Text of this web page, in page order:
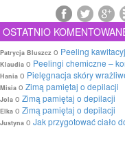
OSTATNIO
Patrycja Bluszcz o Peeling
Klaudia o Peelingi chemiczne –
Hania o Pielęgnacja skóry
Misia o Zimą pamiętaj o depilacji
Jola o Zimą pamiętaj o depilacji
Elka o Zimą pamiętaj o depilacji
Justyna o Jak przygotować ciało